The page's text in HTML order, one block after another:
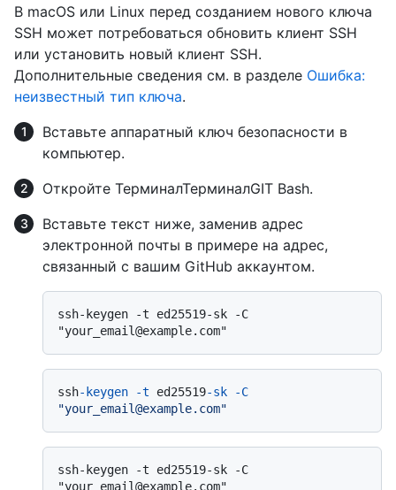
В macOS или Linux перед созданием нового ключа
SSH может потребоваться обновить клиент SSH
или установить новый клиент SSH.
Дополнительные сведения см. в разделе Ошибка:
неизвестный тип ключа.
Вставьте аппаратный ключ безопасности в
компьютер.
Откройте ТерминалТерминалGIT Bash.
Вставьте текст ниже, заменив адрес
электронной почты в примере на адрес,
связанный с вашим GitHub аккаунтом.
ssh-keygen -t ed25519-sk -C
ssh-keygen -t ed25519-sk
-C
"your_email@example.com"
ssh-keygen -t ed25519-sk -C